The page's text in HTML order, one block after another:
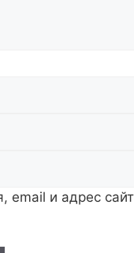
email и адрес